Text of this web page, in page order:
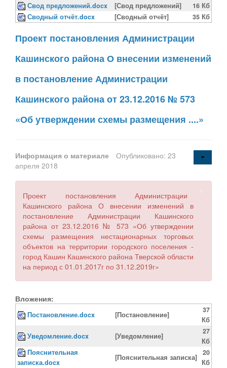
Свод предложений.docx [Свод предложений]
16 Кб
Сводный отчёт.docx
[Сводный отчёт] 35 Кб
Проект постановления Администрации
Кашинского района О внесении изменений
в постановление Администрации
Кашинского района от 23.12.2016 № 573
«Об утверждении схемы размещения ....»
Информация о материале
Опубликовано: 23
апреля 2018
Проект постановления Администрации
Кашинского района О внесении изменений в
постановление Администрации Кашинского
района от 23.12.2016 № 573 «Об утверждении
схемы размещения нестационарных торговых
объектов на территории городского поселения -
город Кашин Кашинского района Тверской области
на период с 01.01.2017г по 31.12.2019г»
Вложения:
Постановление.docx [Постановление]
37
Кб
Уведомление.docx
[Уведомление]
27
Кб
Пояснительная
записка.docx
[Пояснительная записка]
20
Кб